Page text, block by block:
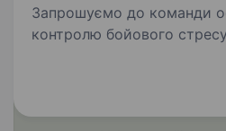
Запрошуємо до команди
контролю бойового
стан особового складу в
та оцінка…